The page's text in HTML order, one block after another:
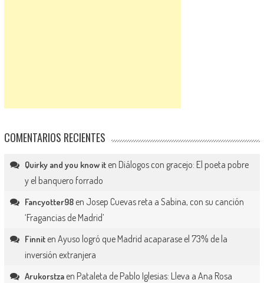
COMENTARIOS RECIENTES
Quirky and you know iten Diálogos con gracejo: El poeta pobre
y el banquero forrado
Fancyotter98en Josep Cuevas reta a Sabina, con su canción
‘Fragancias de Madrid’
Finniten Ayuso logró que Madrid acaparase el 73% de la
inversión extranjera
Arukorstzaen Pataleta de Pablo Iglesias: Lleva a Ana Rosa